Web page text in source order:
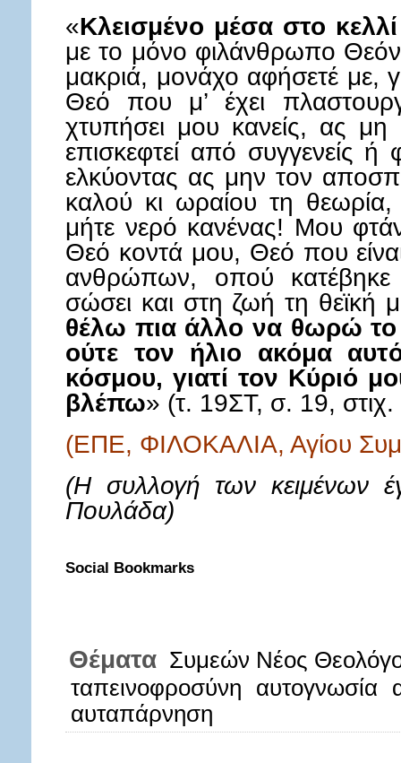
«Κλεισμένο μέσα στο
με το μόνο φιλάνθρωπο
μακριά, μονάχο αφήσετέ με,
Θεό που μ’ έχει
χτυπήσει μου κανείς, ας
επισκεφτεί από συγγενείς
ελκύοντας ας μην τον
καλού κι ωραίου τη
μήτε νερό κανένας! Μου
Θεό κοντά μου, Θεό που
ανθρώπων, οπού
σώσει και στη ζωή τη θεϊκή
θέλω πια άλλο να θωρώ
ούτε τον ήλιο ακόμα
κόσμου, γιατί τον Κύριό
βλέπω» (τ. 19ΣΤ, σ. 19,
(ΕΠΕ, ΦΙΛΟΚΑΛΙΑ, Αγίου
(Η συλλογή των κειμένων
Πουλάδα)
Social Bookmarks
Θέματα Συμεών Νέος
ταπεινοφροσύνη αυτογνωσία
αυταπάρνηση